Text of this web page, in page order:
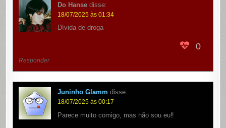
Do Hanse disse:
18/07/2025 às 01:34
Dívida de droga
0
Responder
Juninho Glamm disse:
18/07/2025 às 00:17
Parece muito comigo, mas não sou eu‼️